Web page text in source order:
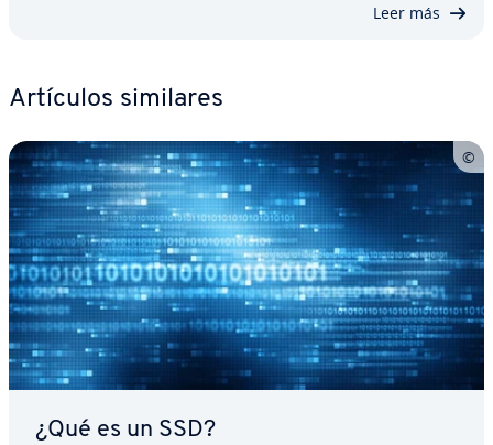
Leer más
Artículos similares
¿Qué es un SSD?